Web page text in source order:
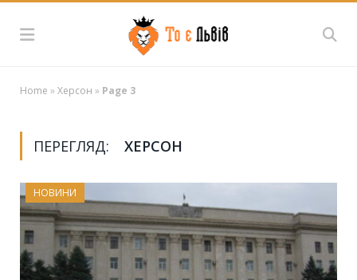
Home »Херсон » Page 3
ПЕРЕГЛЯД: ХЕРСОН
НОВИНИ